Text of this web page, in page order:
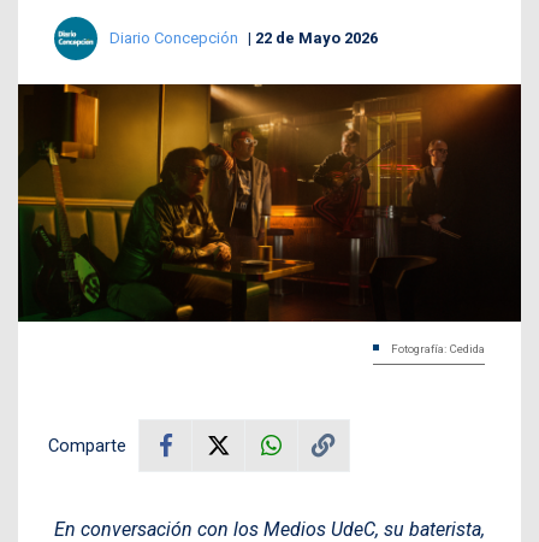
Diario Concepción 22 de Mayo 2026
Fotografía: Cedida
Comparte
En conversación con los Medios UdeC, su baterista,